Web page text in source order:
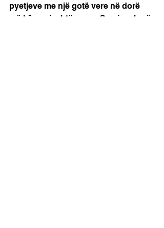
pyetjeve me një gotë vere në dorë
më kënaq jashtë mase. Sa gjynah që